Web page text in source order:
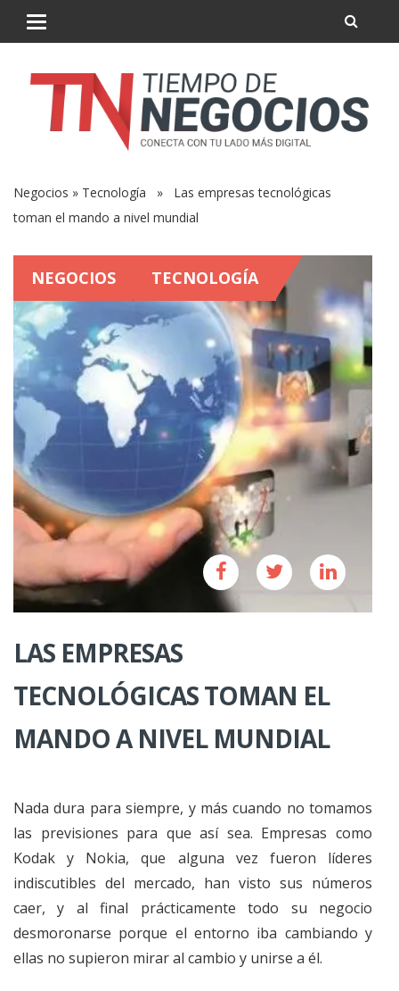
Negocios » Tecnología » Las empresas tecnológicas
toman el mando a nivel mundial
NEGOCIOS TECNOLOGÍA
LAS EMPRESAS
TECNOLÓGICAS TOMAN EL
MANDO A NIVEL MUNDIAL
Nada dura para siempre, y más cuando no tomamos
las previsiones para que así sea. Empresas como
Kodak y Nokia, que alguna vez fueron líderes
indiscutibles del mercado, han visto sus números
caer, y al final prácticamente todo su negocio
desmoronarse porque el entorno iba cambiando y
ellas no supieron mirar al cambio y unirse a él.